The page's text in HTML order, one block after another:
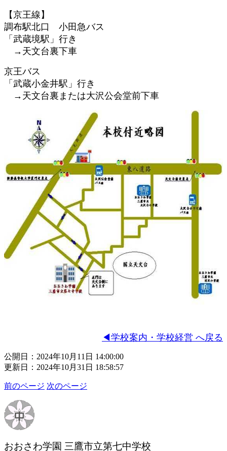
【京王線】
調布駅北口 小田急バス
「武蔵境駅」行き
→天文台裏下車
京王バス
「武蔵小金井駅」行き
→天文台裏または大沢公会堂前下車
◀学校案内・学校経営 へ戻る
公開日：2024年10月11日 14:00:00
更新日：2024年10月31日 18:58:57
前のページ 次のページ
おおさわ学園 三鷹市立第七中学校